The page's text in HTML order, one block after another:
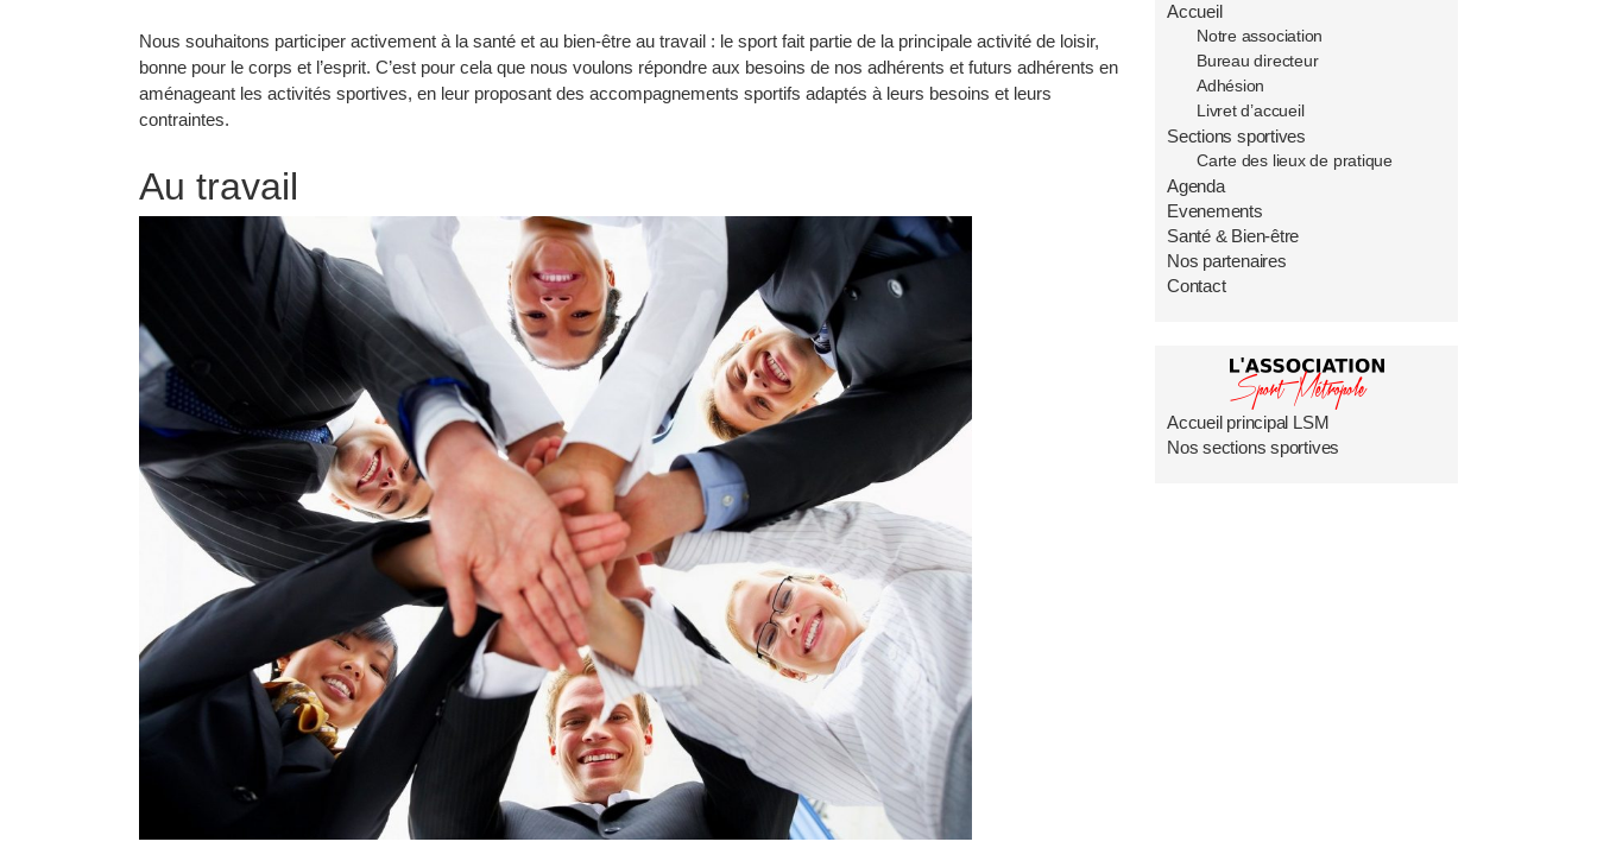
Evenements
Santé & Bien-être
Nos partenaires
Accueil principal LSM
Nos sections sportives
Nous souhaitons participer activement à la santé et au bien-être au travail : le sport fait partie de la principale activité de loisir,
bonne pour le corps et l’esprit. C’est pour cela que nous voulons répondre aux besoins de nos adhérents et futurs adhérents en
aménageant les activités sportives, en leur proposant des accompagnements sportifs adaptés à leurs besoins et leurs
contraintes.
Au travail
Accueil
Notre association
Bureau directeur
Adhésion
Livret d’accueil
Sections sportives
Carte des lieux de pratique
Agenda
Evenements
Santé & Bien-être
Nos partenaires
Contact
Accueil principal LSM
Nos sections sportives